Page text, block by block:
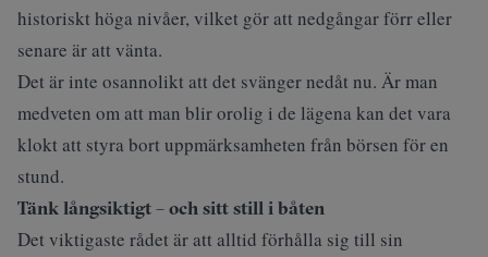
historiskt höga nivåer, vilket gör att nedgångar förr eller
senare är att vänta.
Det är inte osannolikt att det svänger nedåt nu. Är man
medveten om att man blir orolig i de lägena kan det vara
klokt att styra bort uppmärksamheten från börsen för en
stund.
Tänk långsiktigt – och sitt still i båten
Det viktigaste rådet är att alltid förhålla sig till sin